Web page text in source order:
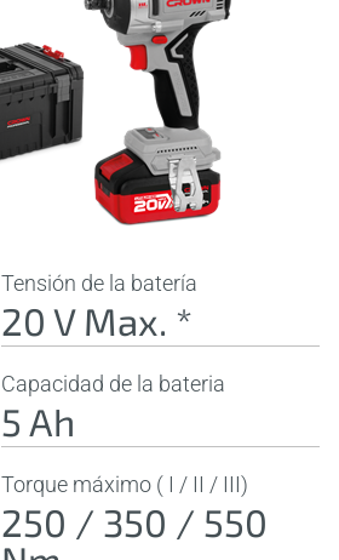
Tensión de la batería
20 V Max. *
Capacidad de la bateria
5 Ah
Torque máximo ( I / II / III)
250 / 350 / 550